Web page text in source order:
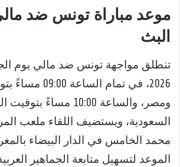
موعد مباراة تونس ضد
البث
2026، في تمام
ومصر، والساعة 10:00 مساءً
السعودية، ويستضيف اللقاء ملعب
محمد الخامس في الدار البيضاء
الموعد لتسهيل متابعة الجماهير